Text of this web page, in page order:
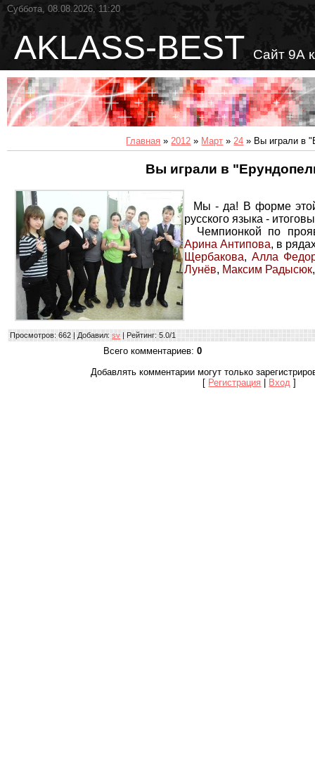
Суббота, 08.08.2026, 11:20
AKLASS-BEST Сайт 9А
Главная » 2012 » Март » 24 » Вы играли в
Вы играли в
Мы - да! В форме
русского языка -
Чемпионкой по
Арина Антипова, в
Щербакова, Алла
Лунёв, Максим Радысюк
Просмотров: 662 | Добавил: sv | Рейтинг: 5.0/1
Всего комментариев: 0
Добавлять комментарии могут только
[ Регистрация Вход ]